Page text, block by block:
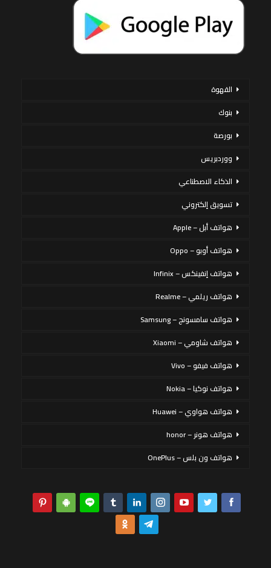
القهوة
بنوك
بورصة
ووردبريس
الذكاء الاصطناعي
تسويق إلكتروني
هواتف أبل – Apple
هواتف أوبو – Oppo
هواتف إنفينكس – Infinix
هواتف ريلمي – Realme
هواتف سامسونج – Samsung
هواتف شاومي – Xiaomi
هواتف فيفو – Vivo
هواتف نوكيا – Nokia
هواتف هواوي – Huawei
هواتف هونر – honor
هواتف ون بلس – OnePlus